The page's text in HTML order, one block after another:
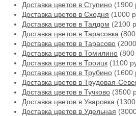
Доставка цветов в Ступино (1900
Доставка цветов в Сходня (1000
Доставка цветов в Талдом (2100
Доставка цветов в Тарасовка
Доставка цветов в Тарасово
Доставка цветов в Томилино (800
Доставка цветов в Троицк (1100
Доставка цветов в Трубино (1600
Доставка цветов в Трудовая-
Доставка цветов в Тучково (3500
Доставка цветов в Уваровка
Доставка цветов в Удельная